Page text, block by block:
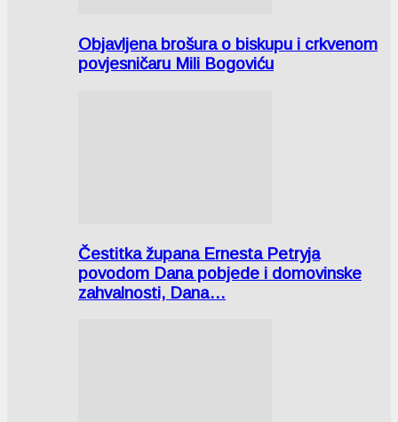
Objavljena brošura o biskupu i crkvenom
povjesničaru Mili Bogoviću
Čestitka župana Ernesta Petryja
povodom Dana pobjede i domovinske
zahvalnosti, Dana…